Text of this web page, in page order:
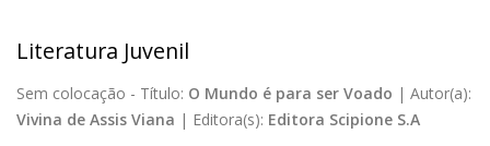
Literatura Juvenil
Sem colocação - Título: O Mundo é para ser Voado | Autor(a):
Vivina de Assis Viana | Editora(s): Editora Scipione S.A